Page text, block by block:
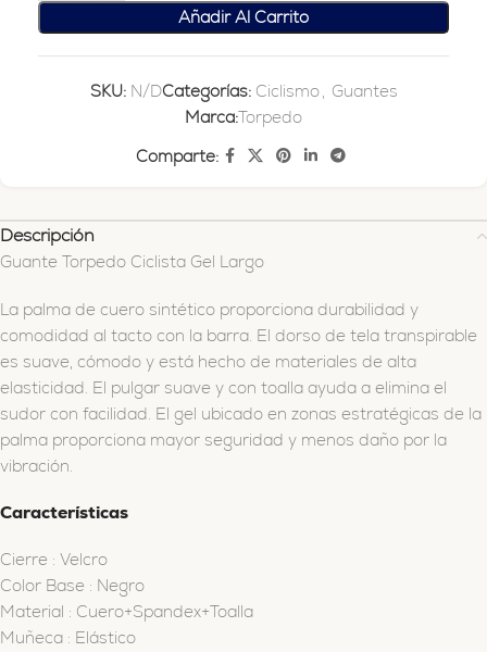
Añadir Al Carrito
SKU: N/DCategorías: Ciclismo, Guantes
Marca:Torpedo
Comparte:
Descripción
Guante Torpedo Ciclista Gel Largo
La palma de cuero sintético proporciona durabilidad y
comodidad al tacto con la barra. El dorso de tela transpirable
es suave, cómodo y está hecho de materiales de alta
elasticidad. El pulgar suave y con toalla ayuda a elimina el
sudor con facilidad. El gel ubicado en zonas estratégicas de la
palma proporciona mayor seguridad y menos daño por la
vibración.
Características
Cierre : Velcro
Color Base : Negro
Material : Cuero+Spandex+Toalla
Muñeca : Elástico